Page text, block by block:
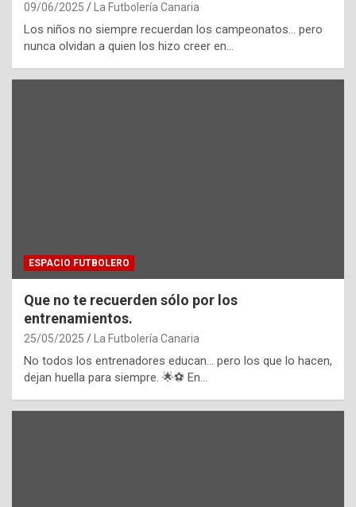
09/06/2025 La Futbolería Canaria
Los niños no siempre recuerdan los campeonatos… pero
nunca olvidan a quien los hizo creer en…
ESPACIO FUTBOLERO
Que no te recuerden sólo por los
entrenamientos.
25/05/2025 La Futbolería Canaria
No todos los entrenadores educan… pero los que lo hacen,
dejan huella para siempre. 🌟⚽️ En…